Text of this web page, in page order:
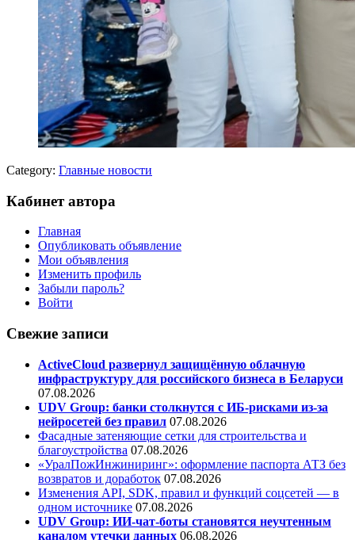
Category: Главные новости
Кабинет автора
Главная
Опубликовать объявление
Мои объявления
Изменить профиль
Забыли пароль?
Войти
Свежие записи
ActiveCloud развернул защищённую облачную
инфраструктуру для российского бизнеса в Беларуси
07.08.2026
UDV Group: банки столкнутся с ИБ-рисками из-за
нейросетей без правил 07.08.2026
Фасадные затеняющие сетки для строительства и
благоустройства 07.08.2026
«УралПожИнжиниринг»: оформление паспорта АТЗ без
возвратов и доработок 07.08.2026
Изменения API, SDK, правил и функций соцсетей — в
одном источнике 07.08.2026
UDV Group: ИИ-чат-боты становятся неучтенным
каналом утечки данных 06.08.2026